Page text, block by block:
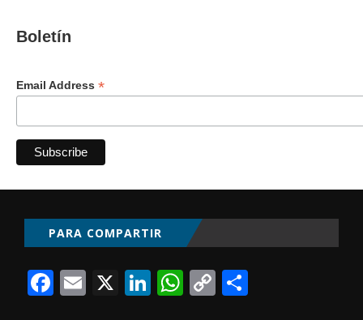
Boletín
Email Address *
PARA COMPARTIR
Facebook
Email
X LinkedIn
WhatsApp
Copy